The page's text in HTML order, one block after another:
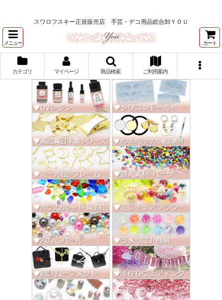
スワロフスキー正規販売店 手芸・デコ用品総合卸ＹＯＵ
メニュー カート
カテゴリ マイページ 商品検索 ご利用案内